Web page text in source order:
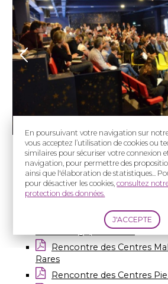
En poursuivant votre navigation sur
vous acceptez l’utilisation de cookies ou
similaires pour sécuriser votre connexion
navigation, pour permettre des
ainsi que l'élaboration de statistiques...
pour désactiver les cookies,consultez
protection des données.
Programmes
Programme général de la
Rencontre des Centres
Rencontre des Centres
Odontologiques Rares
Rencontre des Centres
Rares
Rencontre des Centres